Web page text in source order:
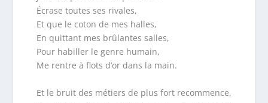
Écrase toutes ses rivales,
Et que le coton de mes halles,
En quittant mes brûlantes salles,
Pour habiller le genre humain,
Me rentre à flots d’or dans la main.
Et le bruit des métiers de plus fort recommence,